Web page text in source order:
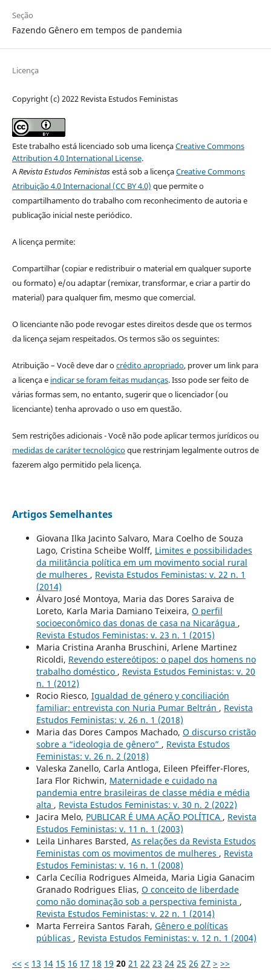
Seção
Fazendo Gênero em tempos de pandemia
Licença
Copyright (c) 2022 Revista Estudos Feministas
Este trabalho está licenciado sob uma licençaCreative Commons
Attribution 4.0 International License.
ARevista Estudos Feministasestá sob a licençaCreative Commons
Atribuição 4.0 Internacional (CC BY 4.0) que permite o
compartilhamento do trabalho com reconhecimento de autoria e
publicação inicial neste periódico.
A licença permite:
Compartilhar (copiar e redistribuir o material em qualquer suporte
ou formato) e/ou adaptar (remixar, transformar, e criar a partir do
material) para qualquer fim, mesmo que comercial.
O licenciante não pode revogar estes direitos desde que os termos
da licença sejam respeitados. Os termos são os seguintes:
Atribuição – Você deve dar ocrédito apropriado, prover um link para
a licença e indicar se foram feitas mudanças. Isso pode ser feito de
várias formas sem, no entanto, sugerir que o licenciador (ou
licenciante) tenha aprovado o uso em questão.
Sem restrições adicionais - Você não pode aplicar termos jurídicos ou
medidas de caráter tecnológicoque restrinjam legalmente outros de
fazerem algo permitido pela licença.
Artigos Semelhantes
Giovana Ilka Jacinto Salvaro, Mara Coelho de Souza
Lago, Cristina Scheibe Wolff, Limites e possibilidades
da militância política em um movimento social rural
de mulheres , Revista Estudos Feministas: v. 22 n. 1
(2014)
Álvaro José Montoya, Maria das Dores Saraiva de
Loreto, Karla Maria Damiano Teixeira, O perfil
socioeconômico das donas de casa na Nicarágua ,
Revista Estudos Feministas: v. 23 n. 1 (2015)
Maria Cristina Aranha Bruschini, Arlene Martinez
Ricoldi, Revendo estereótipos: o papel dos homens no
trabalho doméstico , Revista Estudos Feministas: v. 20
n. 1 (2012)
Rocio Riesco, Igualdad de género y conciliación
familiar: entrevista con Nuria Pumar Beltrán , Revista
Estudos Feministas: v. 26 n. 1 (2018)
Maria das Dores Campos Machado, O discurso cristão
sobre a “ideologia de gênero” , Revista Estudos
Feministas: v. 26 n. 2 (2018)
Valeska Zanello, Carla Antloga, Eileen Pfeiffer-Flores,
Iara Flor Richwin, Maternidade e cuidado na
pandemia entre brasileiras de classe média e média
alta , Revista Estudos Feministas: v. 30 n. 2 (2022)
Jacira Melo, PUBLICAR É UMA AÇÃO POLÍTICA , Revista
Estudos Feministas: v. 11 n. 1 (2003)
Leila Linhares Barsted, As relações da Revista Estudos
Feministas com os movimentos de mulheres , Revista
Estudos Feministas: v. 16 n. 1 (2008)
Carla Cecília Rodrigues Almeida, Maria Ligia Ganacim
Granado Rodrigues Elias, O conceito de liberdade
como não dominação sob a perspectiva feminista ,
Revista Estudos Feministas: v. 22 n. 1 (2014)
Marta Ferreira Santos Farah, Gênero e políticas
públicas , Revista Estudos Feministas: v. 12 n. 1 (2004)
<< < 13 14 15 16 17 18 19 20 21 22 23 24 25 26 27 > >>